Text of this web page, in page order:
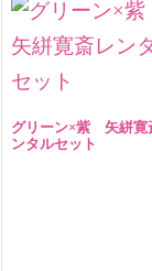
販売価格(税込)
￥ 8,800 円
グリーン×紫 矢絣寛
ンタルセット